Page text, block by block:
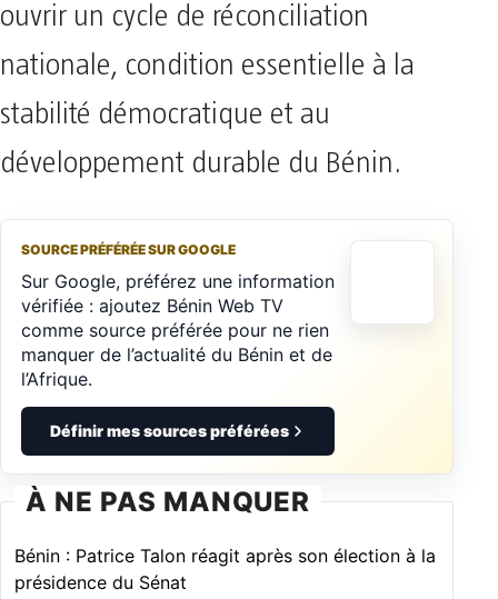
ouvrir un cycle de réconciliation
nationale, condition essentielle à la
stabilité démocratique et au
développement durable du Bénin.
SOURCE PRÉFÉRÉE SUR GOOGLE
Sur Google, préférez une information
vérifiée : ajoutez Bénin Web TV
comme source préférée pour ne rien
manquer de l’actualité du Bénin et de
l’Afrique.
Définir mes sources préférées
À NE PAS MANQUER
Bénin : Patrice Talon réagit après son élection à la
présidence du Sénat